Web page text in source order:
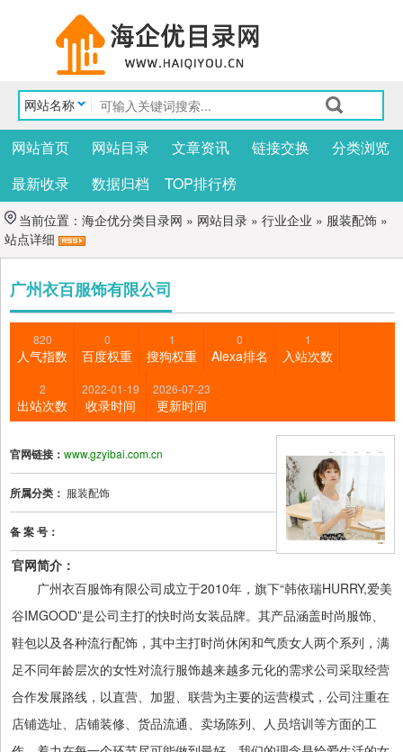
网站名称
网站首页 网站目录 文章资讯 链接交换
分类浏览
最新收录
数据归档 TOP排行榜
当前位置： 海企优分类目录网 » 网站目录 » 行业企业 » 服装配饰 »
站点详细
广州衣百服饰有限公司
820
人气指数
0
百度权重
1
搜狗权重
0
Alexa排名
1
入站次数
2
出站次数
2022-01-19
收录时间
2026-07-23
更新时间
官网链接： www.gzyibai.com.cn
所属分类： 服装配饰
备 案 号：
官网简介：
广州衣百服饰有限公司成立于2010年，旗下“韩依瑞HURRY,爱美
谷IMGOOD”是公司主打的快时尚女装品牌。其产品涵盖时尚服饰、
鞋包以及各种流行配饰，其中主打时尚休闲和气质女人两个系列，满
足不同年龄层次的女性对流行服饰越来越多元化的需求公司采取经营
合作发展路线，以直营、加盟、联营为主要的运营模式，公司注重在
店铺选址、店铺装修、货品流通、卖场陈列、人员培训等方面的工